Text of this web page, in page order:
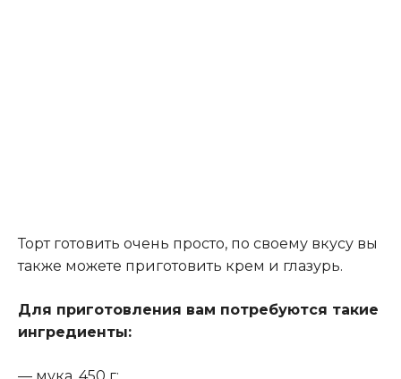
Торт готовить очень просто, по своему вкусу вы
также можете приготовить крем и глазурь.
Для приготовления вам потребуются такие
ингредиенты: